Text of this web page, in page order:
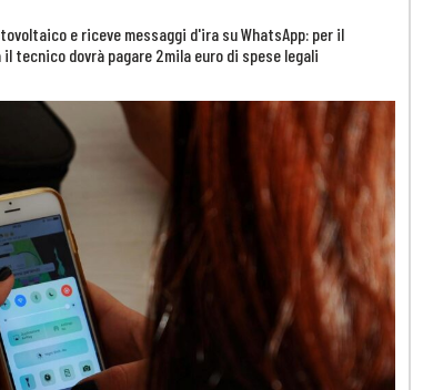
e riceve messaggi d'ira su WhatsApp: per il
tecnico dovrà pagare 2mila euro di spese legali